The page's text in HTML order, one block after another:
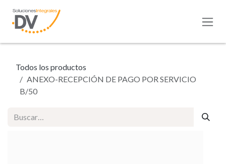
Todos los productos
ANEXO-RECEPCIÓN DE PAGO POR SERVICIO
B/50